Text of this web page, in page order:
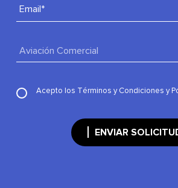
Email*
Acepto los Términos y Condiciones y
ENVIAR